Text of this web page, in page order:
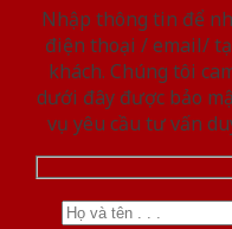
Nhập thông tin để
điện thoại / email/
khách. Chúng tôi
dưới đây được bảo
vụ yêu cầu tư vấn